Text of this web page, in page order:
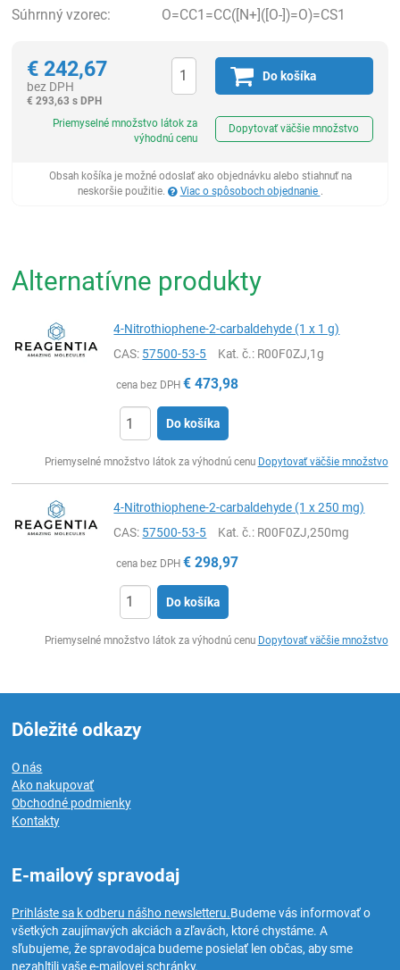
Súhrnný vzorec:
O=CC1=CC([N+]([O-])=O)=CS1
€ 242,67
bez DPH
€ 293,63 s DPH
Do košíka
Priemyselné množstvo látok za
výhodnú cenu
Dopytovať väčšie množstvo
Obsah košíka je možné odoslať ako objednávku alebo stiahnuť na
neskoršie použitie.
Viac o spôsoboch objednanie .
Alternatívne produkty
4-Nitrothiophene-2-carbaldehyde (1 x 1 g)
CAS: 57500-53-5 Kat. č.: R00F0ZJ,1g
cena bez DPH € 473,98
Do košíka
Priemyselné množstvo látok za výhodnú cenu Dopytovať väčšie množstvo
4-Nitrothiophene-2-carbaldehyde (1 x 250 mg)
CAS: 57500-53-5 Kat. č.: R00F0ZJ,250mg
cena bez DPH € 298,97
Do košíka
Priemyselné množstvo látok za výhodnú cenu Dopytovať väčšie množstvo
Dôležité odkazy
O nás
Ako nakupovať
Obchodné podmienky
Kontakty
E-mailový spravodaj
Prihláste sa k odberu nášho newsletteru.Budeme vás informovať o
všetkých zaujímavých akciách a zľavách, ktoré chystáme. A
sľubujeme, že spravodajca budeme posielať len občas, aby sme
nezahltili vaše e-mailovej schránky.